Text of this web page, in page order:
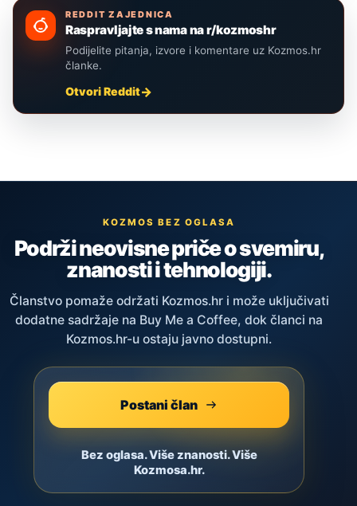
REDDIT ZAJEDNICA
Raspravljajte s nama na r/kozmoshr
Podijelite pitanja, izvore i komentare uz Kozmos.hr
članke.
Otvori Reddit
KOZMOS BEZ OGLASA
Podrži neovisne priče o svemiru,
znanosti i tehnologiji.
Članstvo pomaže održati Kozmos.hr i može uključivati
dodatne sadržaje na Buy Me a Coffee, dok članci na
Kozmos.hr-u ostaju javno dostupni.
Postani član
Bez oglasa. Više znanosti. Više
Kozmosa.hr.